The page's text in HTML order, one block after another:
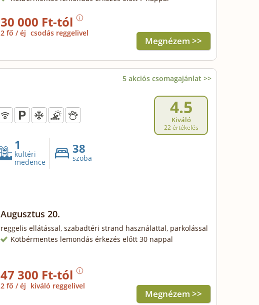
30 000 Ft-tól
2 fő / éj csodás reggelivel
Megnézem >>
5 akciós csomagajánlat >>
4.5
Kiváló
22 értékelés
1
kültéri
medence
38
szoba
Augusztus 20.
reggelis ellátással, szabadtéri strand használattal, parkolással
Kötbérmentes lemondás érkezés előtt 30 nappal
47 300 Ft-tól
2 fő / éj kiváló reggelivel
Megnézem >>